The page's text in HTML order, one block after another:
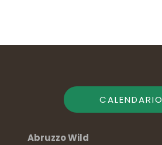
CALENDARIO
Abruzzo Wild